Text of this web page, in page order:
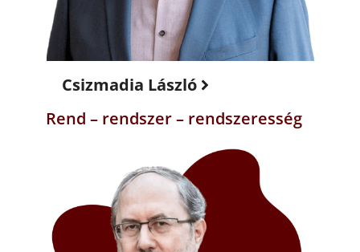
Csizmadia László
Rend – rendszer – rendszeresség